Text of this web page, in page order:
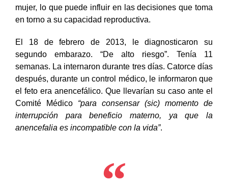
mujer, lo que puede influir en las decisiones que toma
en torno a su capacidad reproductiva.
El 18 de febrero de 2013, le diagnosticaron su
segundo embarazo. “De alto riesgo”. Tenía 11
semanas. La internaron durante tres días. Catorce días
después, durante un control médico, le informaron que
el feto era anencefálico. Que llevarían su caso ante el
Comité Médico “para consensar (sic) momento de
interrupción para beneficio materno, ya que la
anencefalia es incompatible con la vida” .